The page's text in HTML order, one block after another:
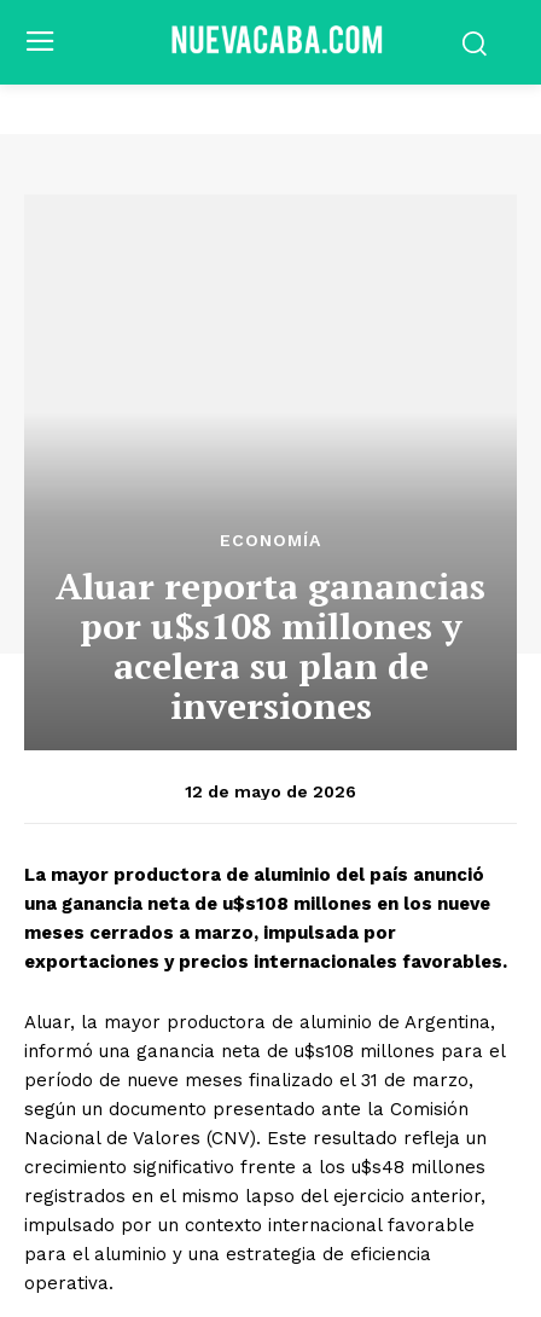
ECONOMÍA
Aluar reporta ganancias
por u$s108 millones y
acelera su plan de
inversiones
12 de mayo de 2026
La mayor productora de aluminio del país anunció
una ganancia neta de u$s108 millones en los nueve
meses cerrados a marzo, impulsada por
exportaciones y precios internacionales favorables.
Aluar, la mayor productora de aluminio de Argentina,
informó una ganancia neta de u$s108 millones para el
período de nueve meses finalizado el 31 de marzo,
según un documento presentado ante la Comisión
Nacional de Valores (CNV). Este resultado refleja un
crecimiento significativo frente a los u$s48 millones
registrados en el mismo lapso del ejercicio anterior,
impulsado por un contexto internacional favorable
para el aluminio y una estrategia de eficiencia
operativa.